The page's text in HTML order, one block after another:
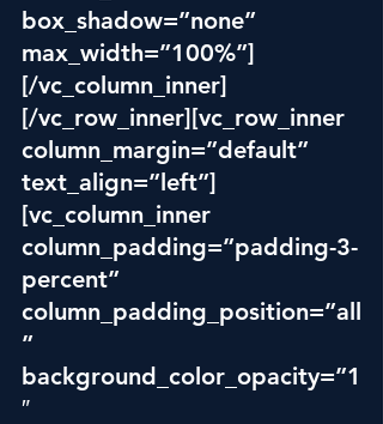
box_shadow=”none”
max_width=”100%”]
[/vc_column_inner]
[/vc_row_inner][vc_row_inner
column_margin=”default”
text_align=”left”]
[vc_column_inner
column_padding=”padding-3-
percent”
column_padding_position=”all
”
background_color_opacity=”1
″